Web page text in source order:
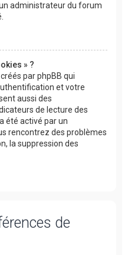
administrateur du forum
» ?
par phpBB qui
et votre
aussi des
de lecture des
été activé par un
rencontrez des problèmes
la suppression des
de